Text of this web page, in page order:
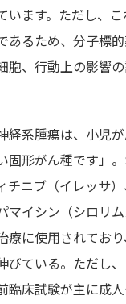
います。ただし、
あるため、分子標
胞、行動上の影響
経系腫瘍は、小児
固形がん種です」
チニブ（イレッサ
マイシン（シロリ
療に使用されてお
びている。ただし
臨床試験が主に成